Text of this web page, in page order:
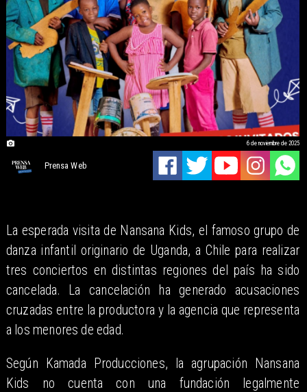
Prensa Web
6 de noviembre de 2025
La esperada visita de Nansana Kids, el famoso grupo de
danza infantil originario de Uganda, a Chile para realizar
tres conciertos en distintas regiones del país ha sido
cancelada. La cancelación ha generado acusaciones
cruzadas entre la productora y la agencia que representa
a los menores de edad.
Según Kamada Producciones, la agrupación Nansana
Kids no cuenta con una fundación legalmente